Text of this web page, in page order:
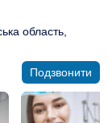
область,
Подзвонити